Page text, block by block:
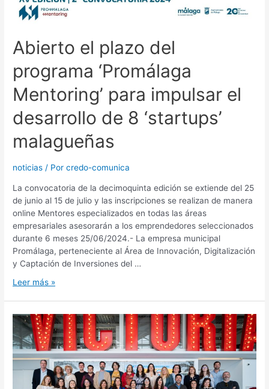
Abierto el plazo del
programa ‘Promálaga
Mentoring’ para impulsar el
desarrollo de 8 ‘startups’
malagueñas
noticias / Porcredo-comunica
La convocatoria de la decimoquinta edición se extiende del 25
de junio al 15 de julio y las inscripciones se realizan de manera
online Mentores especializados en todas las áreas
empresariales asesorarán a los emprendedores seleccionados
durante 6 meses 25/06/2024.- La empresa municipal
Promálaga, perteneciente al Área de Innovación, Digitalización
y Captación de Inversiones del …
Leer más »